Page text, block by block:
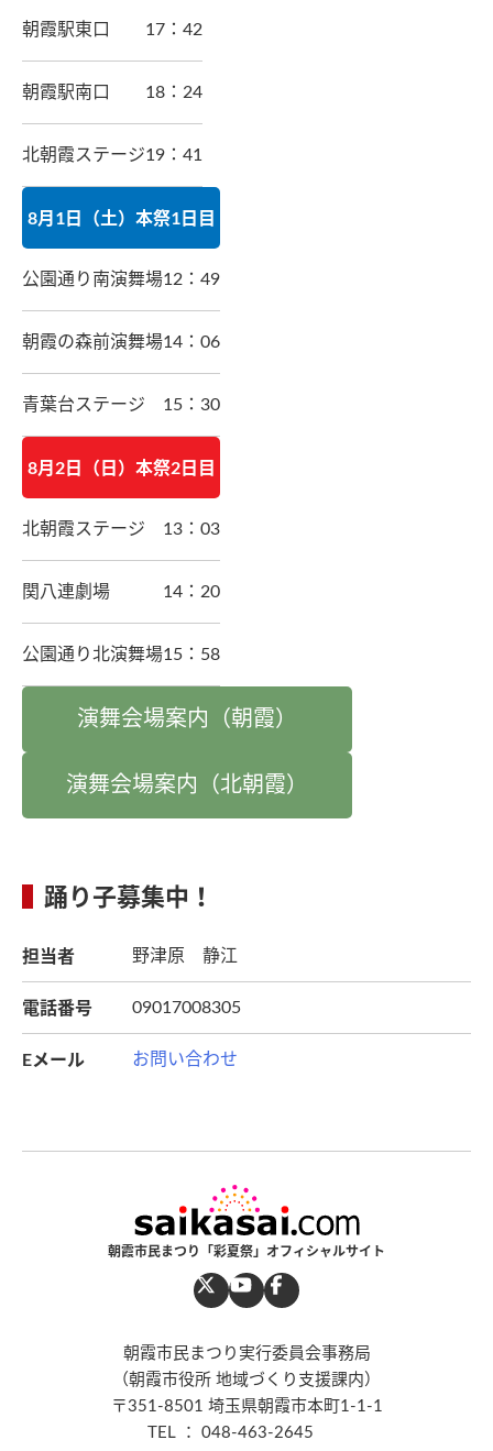
朝霞駅東口 17：42
朝霞駅南口 18：24
北朝霞ステージ19：41
8月1日（土）本祭1日目
公園通り南演舞場12：49
朝霞の森前演舞場14：06
青葉台ステージ 15：30
8月2日（日）本祭2日目
北朝霞ステージ 13：03
関八連劇場 14：20
公園通り北演舞場15：58
演舞会場案内（朝霞）
演舞会場案内（北朝霞）
踊り子募集中！
担当者 野津原 静江
電話番号 09017008305
Eメール お問い合わせ
朝霞市民まつり「彩夏祭」オフィシャルサイト
朝霞市民まつり実行委員会事務局
（朝霞市役所 地域づくり支援課内）
〒351-8501 埼玉県朝霞市本町1-1-1
TEL ： 048-463-2645